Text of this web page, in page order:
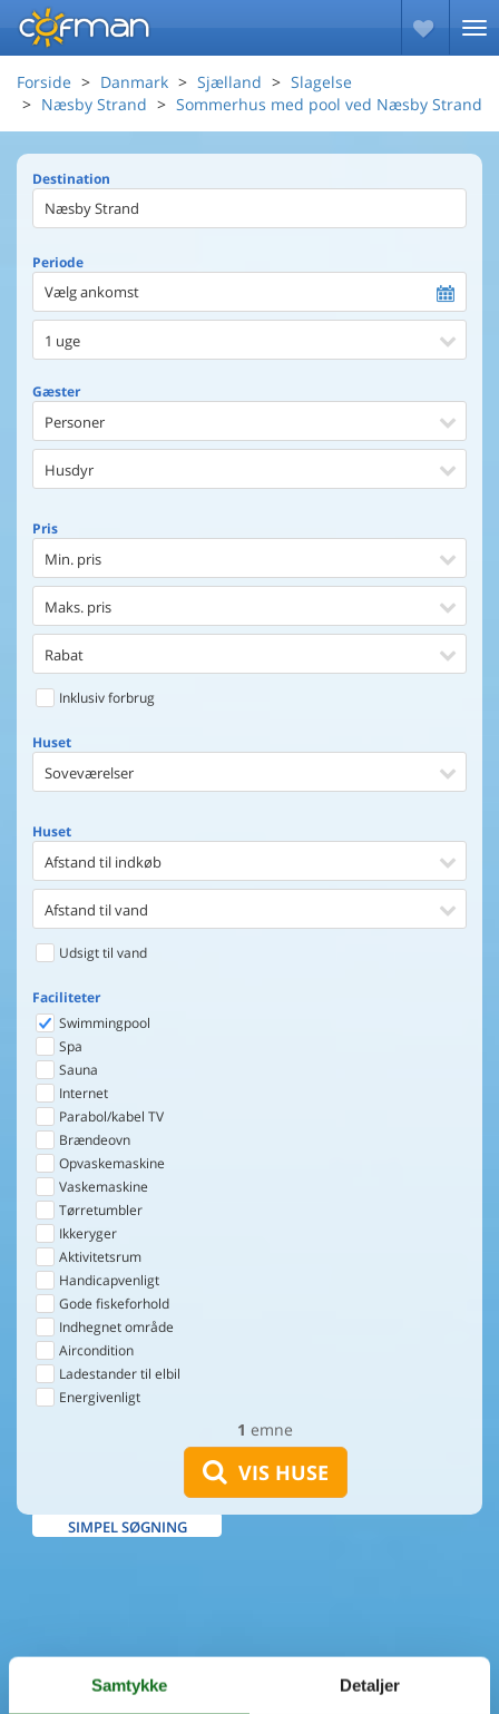
Forside Danmark Sjælland
Slagelse
Næsby Strand
Sommerhus med pool ved Næsby Strand
Destination
Periode
Vælg ankomst
1 uge
Gæster
Personer
Husdyr
Pris
Min. pris
Maks. pris
Rabat
Inklusiv forbrug
Huset
Soveværelser
1 emne
VIS HUSE
Huset
Afstand til indkøb
Afstand til vand
Udsigt til vand
Faciliteter
Swimmingpool
Spa
Sauna
Internet
Parabol/kabel TV
Brændeovn
Opvaskemaskine
Vaskemaskine
Tørretumbler
Ikkeryger
Aktivitetsrum
Handicapvenligt
Gode fiskeforhold
Indhegnet område
Aircondition
Ladestander til elbil
Energivenligt
SIMPEL SØGNING
Samtykke Detaljer